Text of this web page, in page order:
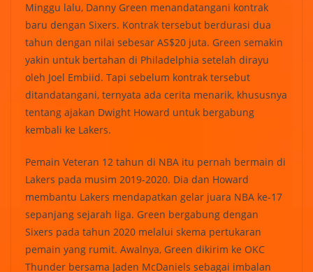
Minggu lalu, Danny Green menandatangani kontrak
baru dengan Sixers. Kontrak tersebut berdurasi dua
tahun dengan nilai sebesar AS$20 juta. Green semakin
yakin untuk bertahan di Philadelphia setelah dirayu
oleh Joel Embiid. Tapi sebelum kontrak tersebut
ditandatangani, ternyata ada cerita menarik, khususnya
tentang ajakan Dwight Howard untuk bergabung
kembali ke Lakers.
Pemain Veteran 12 tahun di NBA itu pernah bermain di
Lakers pada musim 2019-2020. Dia dan Howard
membantu Lakers mendapatkan gelar juara NBA ke-17
sepanjang sejarah liga. Green bergabung dengan
Sixers pada tahun 2020 melalui skema pertukaran
pemain yang rumit. Awalnya, Green dikirim ke OKC
Thunder bersama Jaden McDaniels sebagai imbalan